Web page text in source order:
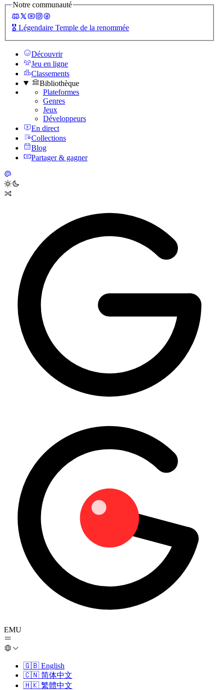
Notre communauté
🎖️ Légendaire Temple de la renommée
Découvrir
Jeu en ligne
Classements
Bibliothèque
Plateformes
Genres
Jeux
Développeurs
En direct
Collections
Blog
Partager & gagner
EMU
🇬🇧 English
🇨🇳 简体中文
🇭🇰 繁體中文